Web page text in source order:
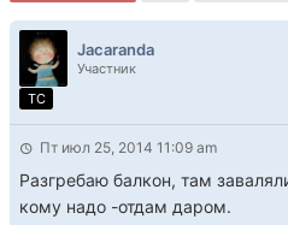
Jacaranda
Участник
TC
Пт июл 25, 2014 11:09 am
Разгребаю балкон, там
кому надо -отдам даром.